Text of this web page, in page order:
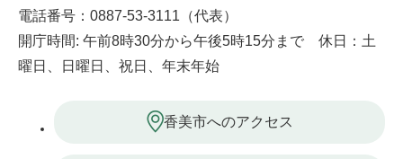
電話番号：0887-53-3111（代表）
開庁時間: 午前8時30分から午後5時15分まで 休日：土
曜日、日曜日、祝日、年末年始
香美市へのアクセス